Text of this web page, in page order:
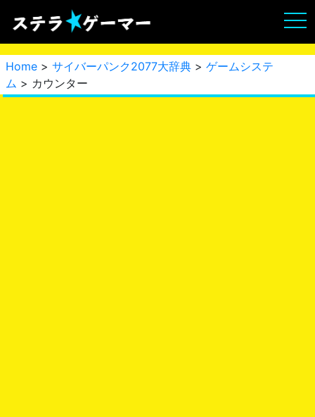
Home > サイバーパンク2077大辞典 > ゲームシステ
ム > カウンター